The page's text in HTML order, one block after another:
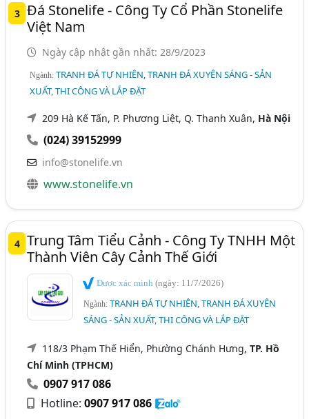
3 Đá Stonelife - Công Ty Cổ Phần Stonelife
Việt Nam
Ngày cập nhật gần nhất: 28/9/2023
Ngành:TRANH ĐÁ TỰ NHIÊN, TRANH ĐÁ XUYÊN SÁNG - SẢN
XUẤT, THI CÔNG VÀ LẮP ĐẶT
209 Hà Kế Tấn, P. Phương Liệt, Q. Thanh Xuân, Hà Nội
(024) 39152999
info@stonelife.vn
www.stonelife.vn
4 Trung Tâm Tiểu Cảnh - Công Ty TNHH Một
Thành Viên Cây Cảnh Thế Giới
Được xác minh(ngày: 11/7/2026)
Ngành:TRANH ĐÁ TỰ NHIÊN, TRANH ĐÁ XUYÊN
SÁNG - SẢN XUẤT, THI CÔNG VÀ LẮP ĐẶT
118/3 Phạm Thế Hiển, Phường Chánh Hưng,TP. Hồ
Chí Minh (TPHCM)
0907 917 086
Hotline:0907 917 086